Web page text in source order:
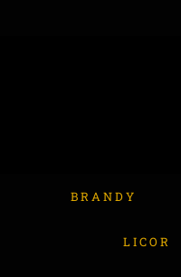
BRANDY
LICOR